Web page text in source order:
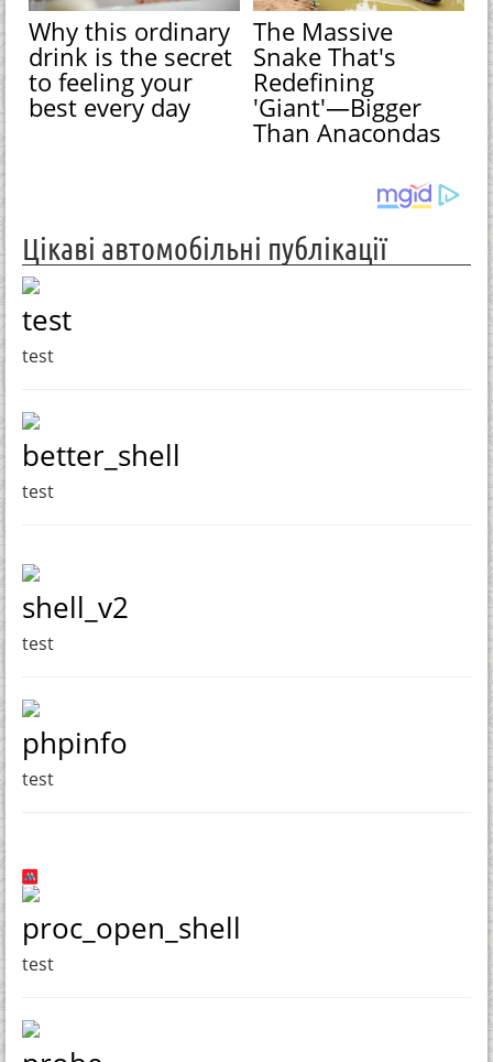
Why this ordinary
drink is the secret
to feeling your
best every day
The Massive
Snake That's
Redefining
'Giant'—Bigger
Than Anacondas
Цікаві автомобільні публікації
test
test
better_shell
test
shell_v2
test
phpinfo
test
proc_open_shell
test